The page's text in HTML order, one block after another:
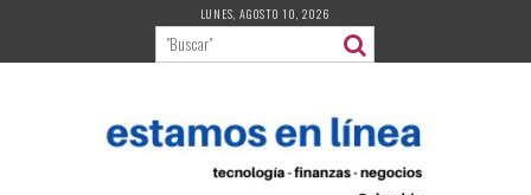
contenido
LUNES, AGOSTO 10, 2026